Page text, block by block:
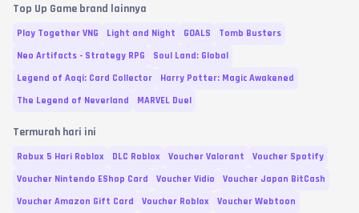
Top Up Game brand lainnya
Play Together VNG Light and Night GOALS
Tomb Busters
Neo Artifacts - Strategy RPG
Soul Land: Global
Legend of Aoqi: Card Collector
Harry Potter: Magic Awakened
The Legend of Neverland
MARVEL Duel
Termurah hari ini
Robux 5 Hari Roblox DLC Roblox Voucher Valorant
Voucher Spotify
Voucher Nintendo EShop Card
Voucher Vidio
Voucher Japan BitCash
Voucher Amazon Gift Card
Voucher Roblox Voucher Webtoon